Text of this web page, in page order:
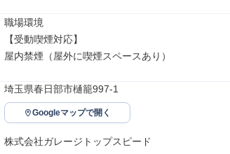
職場環境
【受動喫煙対応】
屋内禁煙（屋外に喫煙スペースあり）
埼玉県春日部市樋籠997-1
Googleマップで開く
株式会社ガレージトップスピード